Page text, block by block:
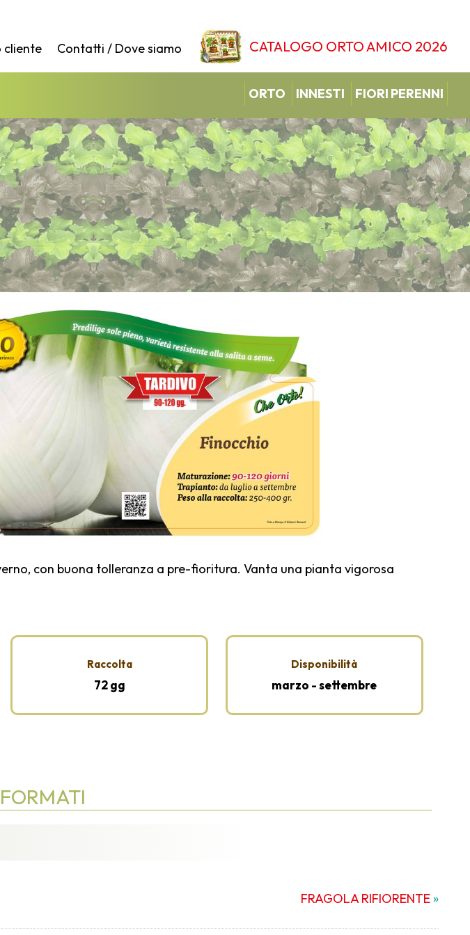
cliente Contatti / Dove siamo CATALOGO ORTO AMICO 2026
ORTO INNESTI FIORI PERENNI
con buona tolleranza a pre-fioritura. Vanta una pianta vigorosa
Raccolta
72 gg
Disponibilità
marzo - settembre
FRAGOLA RIFIORENTE»